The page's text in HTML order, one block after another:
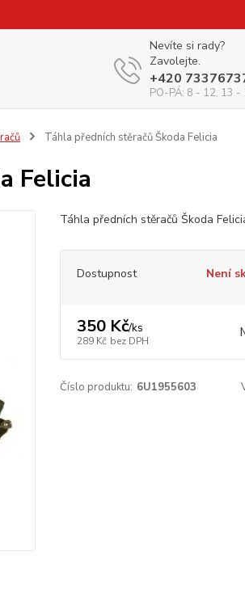
Nevíte si rady?
Zavolejte.
+420
PO-PÁ: 8 - 12, 13 -
Táhla předních stěračů Škoda Felicia
Felicia
Táhla předních stěračů Škoda
Dostupnost Není
350 Kč/ks
289 Kč bez DPH
Číslo produktu: 6U1955603